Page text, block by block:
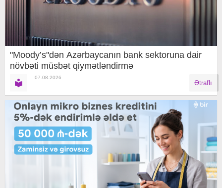
"Moody’s"dən Azərbaycanın bank sektoruna dair
növbəti müsbət qiymətləndirmə
07.08.2026
Ətraflı